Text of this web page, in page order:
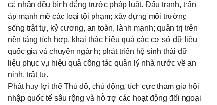
cá nhân đều bình đẳng trước pháp luật. Đấu tranh, trấn
áp mạnh mẽ các loại tội phạm; xây dựng môi trường
sống trật tự, kỷ cương, an toàn, lành mạnh; quản trị trên
nền tảng tích hợp, khai thác hiệu quả các cơ sở dữ liệu
quốc gia và chuyên ngành; phát triển hệ sinh thái dữ
liệu phục vụ hiệu quả công tác quản lý nhà nước về an
ninh, trật tự.
Phát huy lợi thế Thủ đô, chủ động, tích cực tham gia hội
nhập quốc tế sâu rộng và hỗ trợ các hoạt động đối ngoại